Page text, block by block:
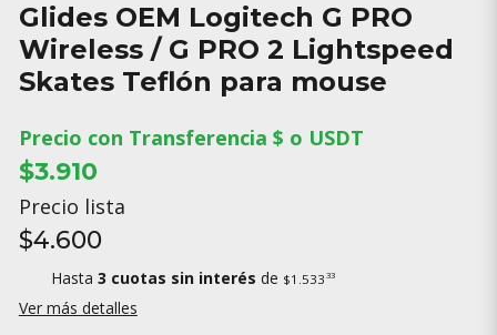
Glides OEM Logitech G PRO
Wireless / G PRO 2 Lightspeed
Skates Teflón para mouse
Precio con Transferencia $ o USDT
$3.910
Precio lista
$4.600
Hasta 3 cuotas sin interés de $1.533 33
Ver más detalles